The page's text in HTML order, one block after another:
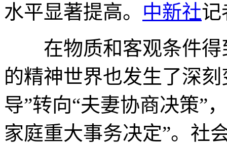
水平显著提高。 中新社记
在物质和客观条件得
的精神世界也发生了深
导”转向“夫妻协商决策”
家庭重大事务决定”。社